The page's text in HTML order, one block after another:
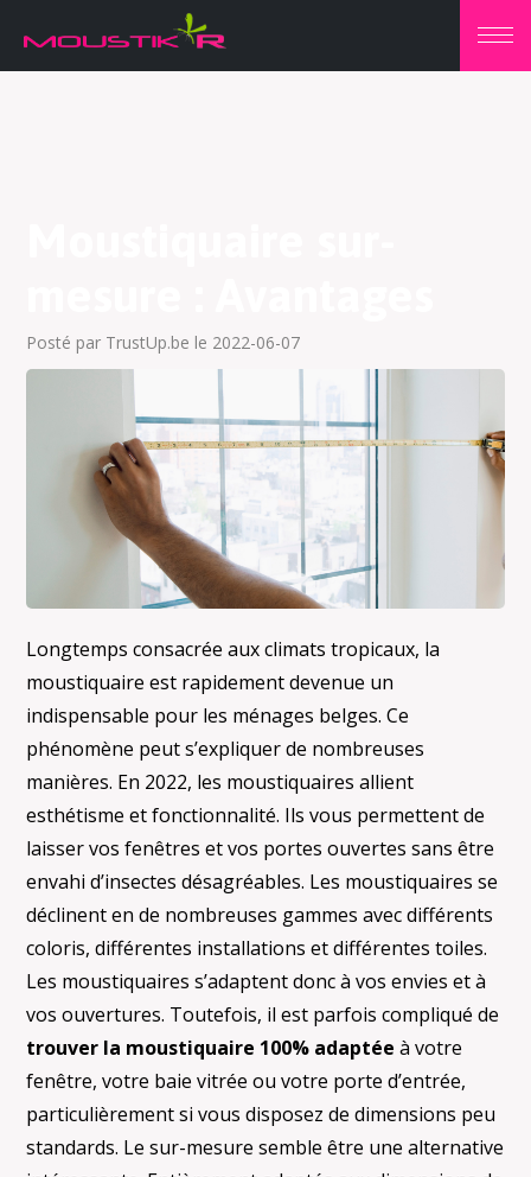
Posté par TrustUp.be le 2022-06-07
Longtemps consacrée aux climats tropicaux, la
moustiquaire est rapidement devenue un
indispensable pour les ménages belges. Ce
phénomène peut s’expliquer de nombreuses
manières. En 2022, les moustiquaires allient
esthétisme et fonctionnalité. Ils vous permettent de
laisser vos fenêtres et vos portes ouvertes sans être
envahi d’insectes désagréables. Les moustiquaires se
déclinent en de nombreuses gammes avec différents
coloris, différentes installations et différentes toiles.
Les moustiquaires s’adaptent donc à vos envies et à
vos ouvertures. Toutefois, il est parfois compliqué de
trouver la moustiquaire 100% adaptée à votre
fenêtre, votre baie vitrée ou votre porte d’entrée,
particulièrement si vous disposez de dimensions peu
standards. Le sur-mesure semble être une alternative